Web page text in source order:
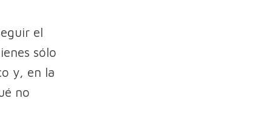
el
sólo
y, en la
no